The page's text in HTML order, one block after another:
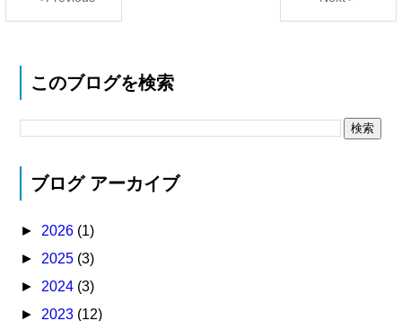
このブログを検索
ブログ アーカイブ
► 2026 (1)
► 2025 (3)
► 2024 (3)
► 2023 (12)